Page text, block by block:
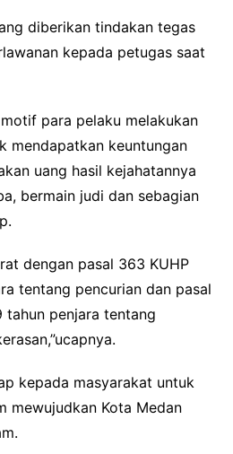
diberikan tindakan tegas
kepada petugas saat
para pelaku melakukan
mendapatkan keuntungan
uang hasil kejahatannya
bermain judi dan sebagian
dengan pasal 363 KUHP
tentang pencurian dan pasal
tahun penjara tentang
kepada masyarakat untuk
mewujudkan Kota Medan